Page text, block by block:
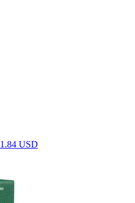
1.84 USD